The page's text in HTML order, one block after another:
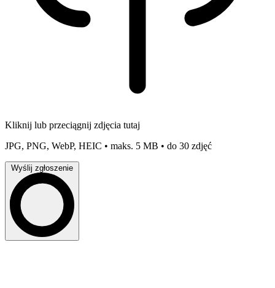
Kliknij lub przeciągnij zdjęcia tutaj
JPG, PNG, WebP, HEIC • maks. 5 MB • do 30 zdjęć
Wyślij zgłoszenie